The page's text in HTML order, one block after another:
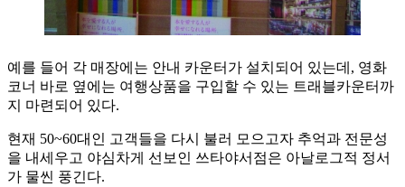
예를 들어 각 매장에는 안내 카운터가 설치되어 있는데, 영화
코너 바로 옆에는 여행상품을 구입할 수 있는 트래블카운터까
지 마련되어 있다.
현재 50~60대인 고객들을 다시 불러 모으고자 추억과 전문성
을 내세우고 야심차게 선보인 쓰타야서점은 아날로그적 정서
가 물씬 풍긴다.